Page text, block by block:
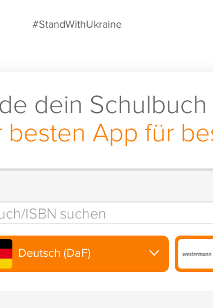
#StandWithUkraine
dein
besten App für
Deutsch (DaF)